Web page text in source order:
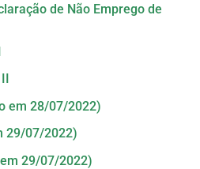
de Não Emprego de
em 28/07/2022)
29/07/2022)
29/07/2022)